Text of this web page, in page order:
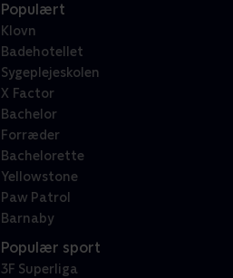
Populært
Klovn
Badehotellet
Sygeplejeskolen
X Factor
Bachelor
Forræder
Bachelorette
Yellowstone
Paw Patrol
Barnaby
Populær sport
3F Superliga